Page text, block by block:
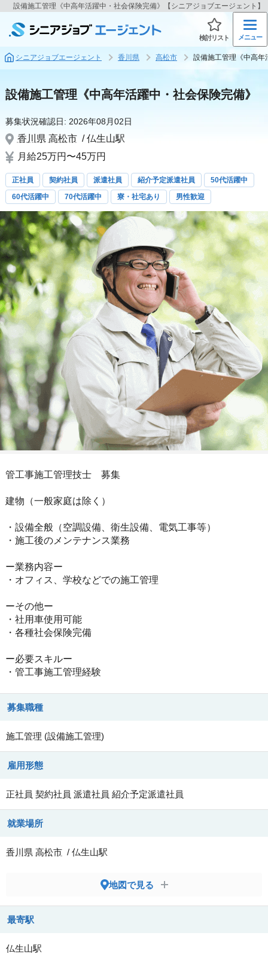
設備施工管理《中高年活躍中・社会保険完備》【シニアジョブエージェント】
検討リスト メニュー
シニアジョブエージェント 香川県 高松市 設備施工管理《中高年
設備施工管理《中高年活躍中・社会保険完備》
募集状況確認日: 2026年08月02日
香川県 高松市 / 仏生山駅
月給25万円〜45万円
正社員 契約社員 派遣社員 紹介予定派遣社員
50代活躍中
60代活躍中
70代活躍中 寮・社宅あり 男性歓迎
管工事施工管理技士 募集
建物（一般家庭は除く）
・設備全般（空調設備、衛生設備、電気工事等）
・施工後のメンテナンス業務
ー業務内容ー
・オフィス、学校などでの施工管理
ーその他ー
・社用車使用可能
・各種社会保険完備
ー必要スキルー
・管工事施工管理経験
募集職種
施工管理 (設備施工管理)
雇用形態
正社員 契約社員 派遣社員 紹介予定派遣社員
就業場所
香川県 高松市 / 仏生山駅
地図で見る
最寄駅
仏生山駅